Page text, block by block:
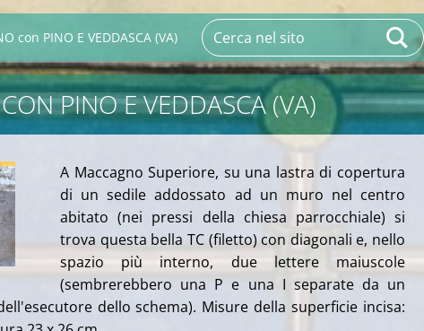
con PINO E VEDDASCA (VA)
PINO E VEDDASCA (VA)
A Maccagno Superiore, su una lastra di copertura
di un sedile addossato ad un muro nel centro
abitato (nei pressi della chiesa parrocchiale) si
trova questa bella TC (filetto) con diagonali e, nello
spazio più interno, due lettere maiuscole
(sembrerebbero una P e una I separate da un
dello schema). Misure della superficie incisa: